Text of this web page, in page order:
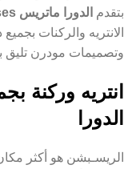
بتقدم الدورا ماتريس Aldora Mattresses
الانتريه والركنات
وتصميمات مودرن تليق
انتريه وركنة
الدورا
الريسـبشن هو أكثر مكان